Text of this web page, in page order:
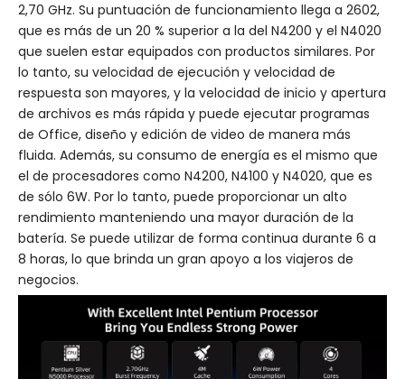
2,70 GHz. Su puntuación de funcionamiento llega a 2602,
que es más de un 20 % superior a la del N4200 y el N4020
que suelen estar equipados con productos similares. Por
lo tanto, su velocidad de ejecución y velocidad de
respuesta son mayores, y la velocidad de inicio y apertura
de archivos es más rápida y puede ejecutar programas
de Office, diseño y edición de video de manera más
fluida. Además, su consumo de energía es el mismo que
el de procesadores como N4200, N4100 y N4020, que es
de sólo 6W. Por lo tanto, puede proporcionar un alto
rendimiento manteniendo una mayor duración de la
batería. Se puede utilizar de forma continua durante 6 a
8 horas, lo que brinda un gran apoyo a los viajeros de
negocios.